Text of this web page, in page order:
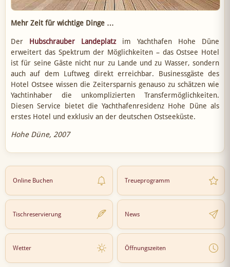
Mehr Zeit für wichtige Dinge …
Der Hubschrauber Landeplatz im Yachthafen Hohe Düne
erweitert das Spektrum der Möglichkeiten – das Ostsee Hotel
ist für seine Gäste nicht nur zu Lande und zu Wasser, sondern
auch auf dem Luftweg direkt erreichbar. Businessgäste des
Hotel Ostsee wissen die Zeitersparnis genauso zu schätzen wie
Yachtinhaber die unkomplizierten Transfermöglichkeiten.
Diesen Service bietet die Yachthafenresidenz Hohe Düne als
erstes Hotel und exklusiv an der deutschen Ostseeküste.
Hohe Düne, 2007
Online Buchen Treueprogramm
Tischreservierung News
Wetter Öffnungszeiten